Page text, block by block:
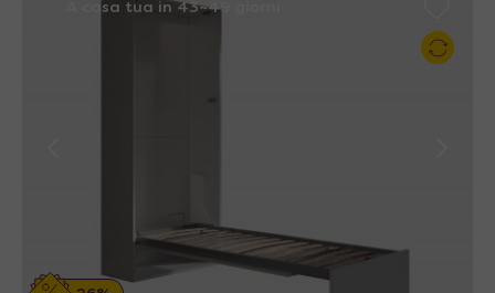
A casa tua in 43~49 giorni